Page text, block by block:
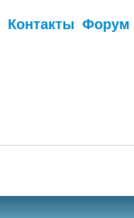
Контакты Форум